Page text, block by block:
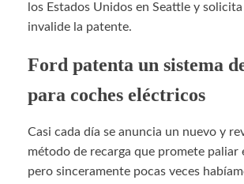
los Estados Unidos en Seattle y
invalide la patente.
Ford patenta un sistema
para coches eléctricos
Casi cada día se anuncia un nuevo y
método de recarga que promete paliar
pero sinceramente pocas veces